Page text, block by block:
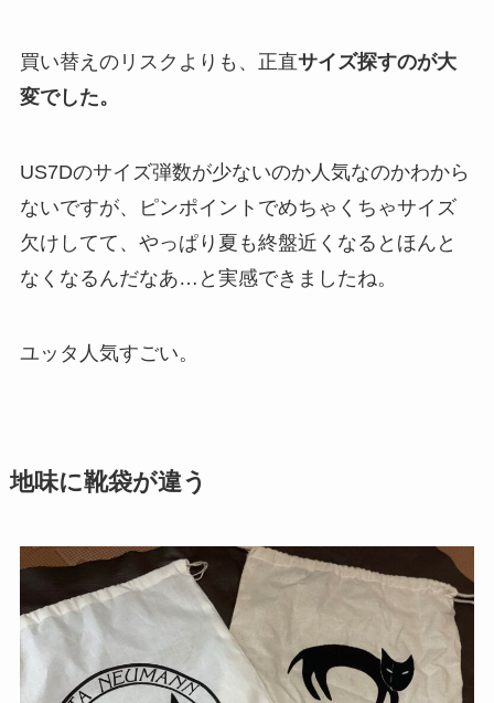
買い替えのリスクよりも、正直サイズ探すのが大
変でした。
US7Dのサイズ弾数が少ないのか人気なのかわから
ないですが、ピンポイントでめちゃくちゃサイズ
欠けしてて、やっぱり夏も終盤近くなるとほんと
なくなるんだなあ…と実感できましたね。
ユッタ人気すごい。
地味に靴袋が違う